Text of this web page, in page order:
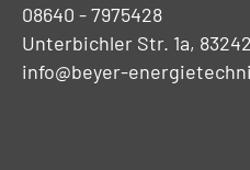
08640 - 7975428
Unterbichler Str. 1a,
info@beyer-